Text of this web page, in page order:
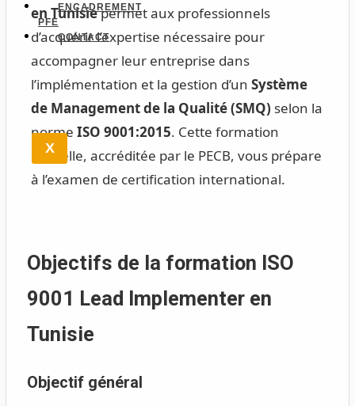
ENCADREMENT
PFE
CONTACT
X
en Tunisiepermet aux professionnels
d’acquérir l’expertise nécessaire pour
accompagner leur entreprise dans
l’implémentation et la gestion d’un Système
de Management de la Qualité (SMQ) selon la
norme ISO 9001:2015. Cette formation
officielle, accréditée par le PECB, vous prépare
à l’examen de certification international.
Objectifs de la formation ISO
9001 Lead Implementer en
Tunisie
Objectif général